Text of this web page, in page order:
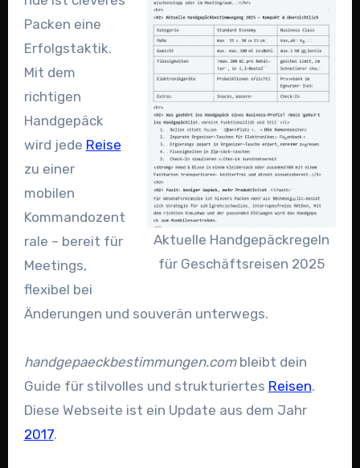
Aktuelle Handgepäckregeln
für Geschäftsreisen 2025
Packen eine
Erfolgstaktik.
Mit dem
richtigen
Handgepäck
wird jede Reise
zu einer
mobilen
Kommandozent
rale – bereit für
Meetings,
flexibel bei
Änderungen und souverän unterwegs.
handgepaeckbestimmungen.combleibt dein
Guide für stilvolles und strukturiertes Reisen.
Diese Webseite ist ein Update aus dem Jahr
2017.